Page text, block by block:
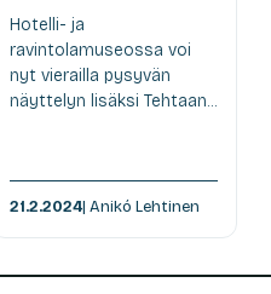
Hotelli- ja
ravintolamuseossa voi
nyt vierailla pysyvän
näyttelyn lisäksi Tehtaan...
21.2.2024| Anikó Lehtinen